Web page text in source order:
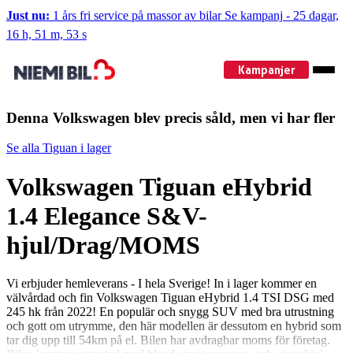
Just nu: 1 års fri service på massor av bilar Se kampanj - 25 dagar,
16 h, 51 m, 53 s
Kampanjer
Denna Volkswagen blev precis såld, men vi har fler
Se alla Tiguan i lager
Volkswagen Tiguan eHybrid
1.4 Elegance S&V-
hjul/Drag/MOMS
Vi erbjuder hemleverans - I hela Sverige! In i lager kommer en
välvårdad och fin Volkswagen Tiguan eHybrid 1.4 TSI DSG med
245 hk från 2022! En populär och snygg SUV med bra utrustning
och gott om utrymme, den här modellen är dessutom en hybrid som
tar dig upp till 54km på el. Bilen har avdragbar moms för företag.